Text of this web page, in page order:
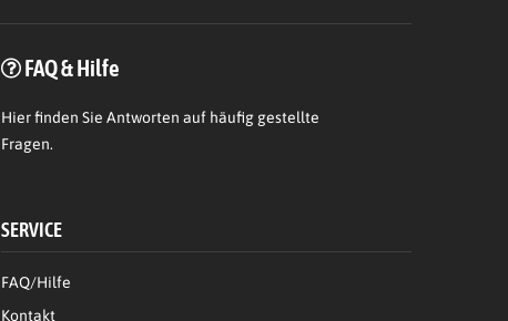
FAQ & Hilfe
Hierfinden Sie Antworten auf häufig gestellte
Fragen.
SERVICE
FAQ/Hilfe
Kontakt